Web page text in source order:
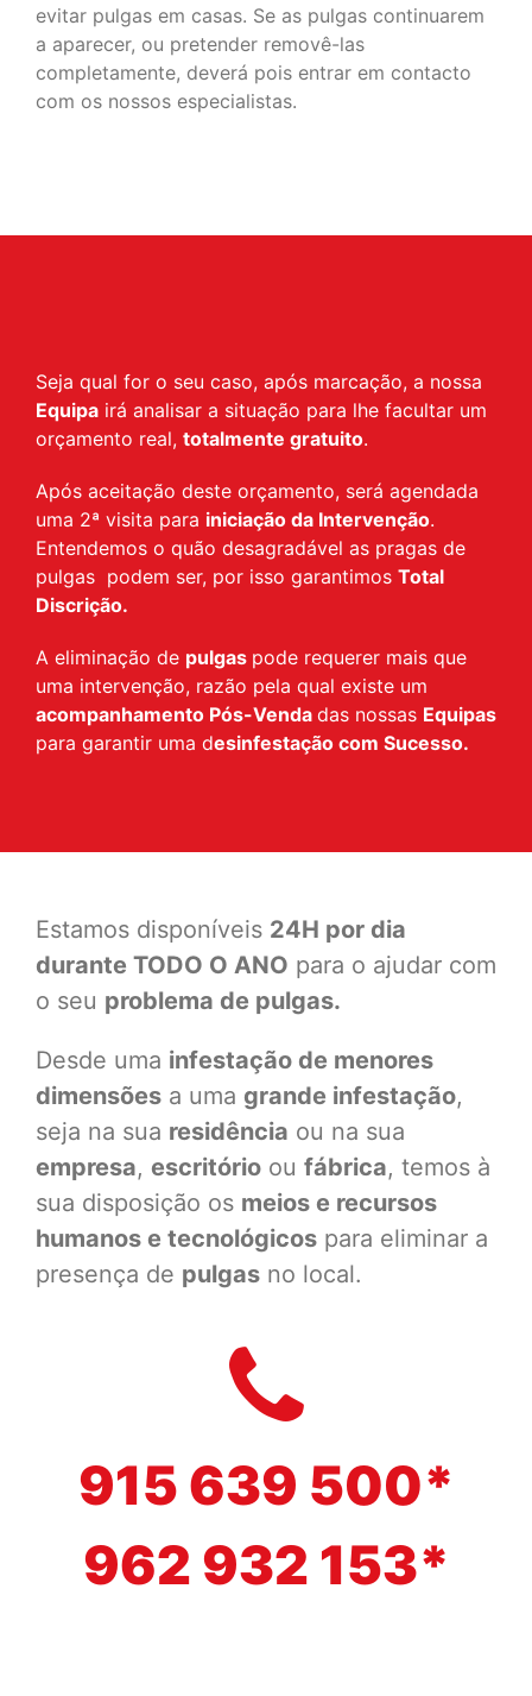
evitar pulgas em casas. Se as pulgas continuarem
a aparecer, ou pretender removê-las
completamente, deverá pois entrar em contacto
com os nossos especialistas.
Seja qual for o seu caso, após marcação, a nossa
Equipa irá analisar a situação para lhe facultar um
orçamento real, totalmente gratuito.
Após aceitação deste orçamento, será agendada
uma 2ª visita para iniciação da Intervenção.
Entendemos o quão desagradável as pragas de
pulgas podem ser, por isso garantimos Total
Discrição.
A eliminação de pulgas pode requerer mais que
uma intervenção, razão pela qual existe um
acompanhamento Pós-Venda das nossas Equipas
para garantir uma desinfestação com Sucesso.
Estamos disponíveis 24H por dia
durante TODO O ANO para o ajudar com
o seu problema de pulgas.
Desde uma infestação de menores
dimensões a uma grande infestação,
seja na sua residência ou na sua
empresa, escritório ou fábrica, temos à
sua disposição os meios e recursos
humanos e tecnológicos para eliminar a
presença de pulgas no local.
915 639 500*
962 932 153*